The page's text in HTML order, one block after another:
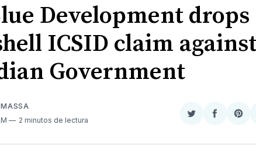
Development drops
ICSID claim
Government
2 minutos de lectura
Compartir
Twitter